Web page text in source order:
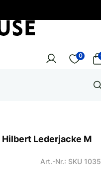
0
Lederjacke M
Art.-Nr.: SKU